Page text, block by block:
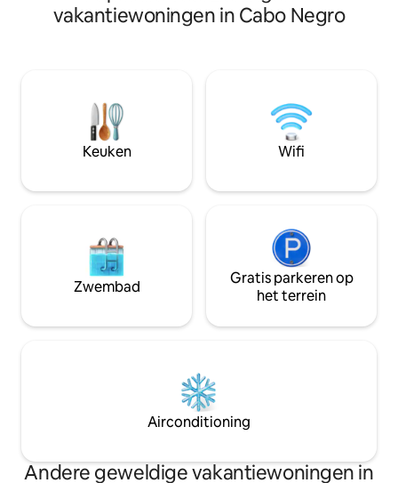
– Uitzicht op zee vanuit het
appartement – Glasvezelwifi (100 Mbps)
nu ontspant bij het zwembad, op
afstand werkt of geniet van de zeebries
vanuit het appartement, deze ruimte
heeft alles om je reis comfortabel en
vakantiewoningen in Cabo Negro
Keuken Wifi
Zwembad
Gratis parkeren op
het terrein
Airconditioning
Andere geweldige vakantiewoningen in